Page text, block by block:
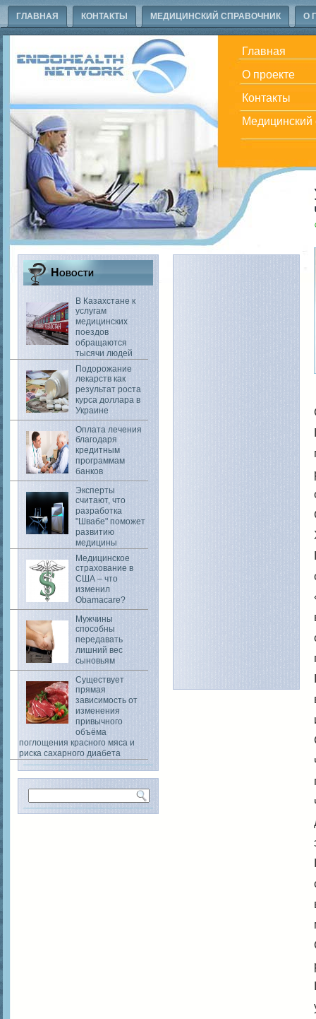
ГЛАВНАЯ КОНТАКТЫ МЕДИЦИНСКИЙ СПРАВОЧНИК О
Главная
О проекте
Контакты
Медицинский
Новости
В Казахстане к
услугам
медицинских
поездов
обращаются
тысячи людей
Подорожание
лекарств как
результат роста
курса доллара в
Украине
Оплата лечения
благодаря
кредитным
программам
банков
Эксперты
считают, что
разработка
"Швабе" поможет
развитию
медицины
Медицинское
страхование в
США – что
изменил
Obamacare?
Мужчины
способны
передавать
лишний вес
сыновьям
Существует
прямая
зависимость от
изменения
привычного
объёма
поглощения красного мяса и
риска сахарного диабета